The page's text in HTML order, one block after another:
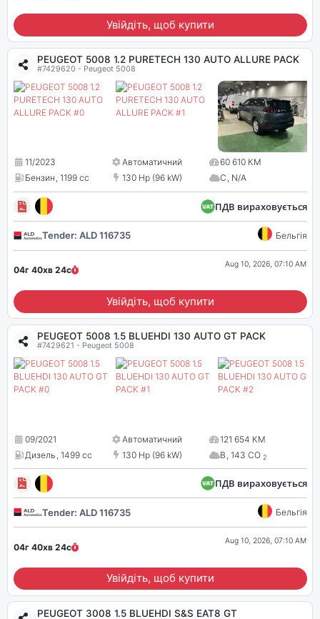
Увійдіть, щоб купити
PEUGEOT 5008 1.2 PURETECH 130 AUTO ALLURE PACK
#7429620 - Peugeot 5008
11/2023 Автоматичний
60 610 КМ
Бензин, 1199 cc 130 Hp (96 kW) C, N/A
ПДВ вираховується
Tender: ALD 116735 Бельгія
04г 40хв 23с
Aug 10, 2026, 07:10 AM
Увійдіть, щоб купити
PEUGEOT 5008 1.5 BLUEHDI 130 AUTO GT PACK
#7429621 - Peugeot 5008
09/2021 Автоматичний
121 654 КМ
Дизель, 1499 cc 130 Hp (96 kW) B, 143 CO 2
ПДВ вираховується
Tender: ALD 116735 Бельгія
04г 40хв 23с
Aug 10, 2026, 07:10 AM
Увійдіть, щоб купити
PEUGEOT 3008 1.5 BLUEHDI S&S EAT8 GT